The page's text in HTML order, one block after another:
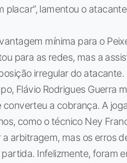
placar”, lamentou o
mínima para o
para as redes, mas a
irregular do atacante.
Flávio Rodrigues Guerra
converteu a cobrança. A
como o técnico Ney
arbitragem, mas os erros
Infelizmente, foram